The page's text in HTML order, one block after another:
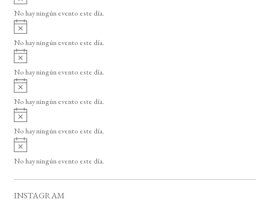
o
v
i
o
No hay ningún evento este día.
A
v
i
o
No hay ningún evento este día.
A
v
i
o
No hay ningún evento este día.
A
v
i
o
No hay ningún evento este día.
A
v
i
o
No hay ningún evento este día.
A
v
i
No hay ningún evento este día.
INSTAGRAM